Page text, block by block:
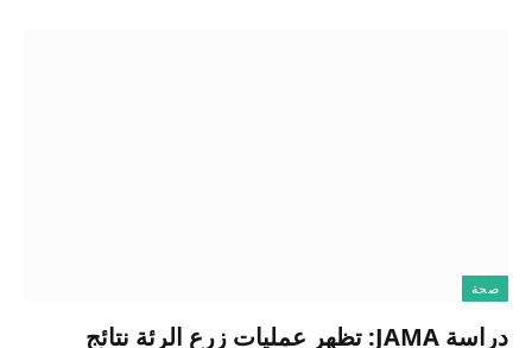
صحة
دراسة JAMA: تظهر عمليات زرع الرئة نتائج